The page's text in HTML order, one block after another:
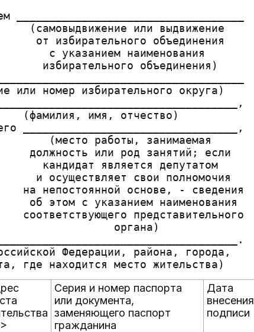
___________________________________
(самовыдвижение или выдвижение
от избирательного объединения
с указанием наименования
избирательного объединения)
или номер избирательного округа)
(фамилия, имя, отчество)
_________________________________,
(место работы, занимаемая
должность или род занятий; если
кандидат является депутатом
и осуществляет свои полномочия
на непостоянной основе, - сведения
об этом с указанием наименования
соответствующего представительного
органа)
Федерации, района, города,
Серия и номер паспорта
или документа,
заменяющего паспорт
гражданина
Дата
внесения
подписи